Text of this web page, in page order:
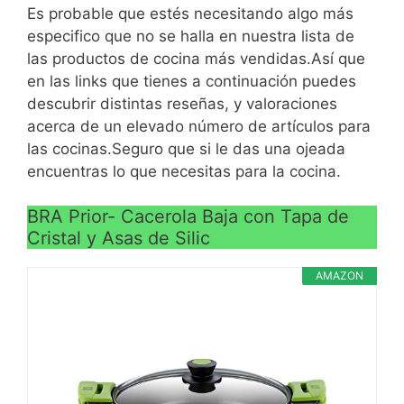
exclusivo de Bra en
España, libre de pfoa
Concebidas para tener
una gran durabilidad con
una buena apariencia
durante más tiempo
Es apta para todas las
la inducción) gracias a su
fondo difusor full
VER
CARACTERÍSTICAS
>
energía para ahorrar en la
factura del gas o la
electricidad
Totalmente indeformable:
su base no se curva y
mantiene un contacto
siempre perfecto con la
superficie de cocina
pegan, incluso si se
cocina sin aceite
VER
CARACTERÍSTICAS
>
Es probable que estés necesitando algo más
especifico que no se halla en nuestra lista de
las productos de cocina más vendidas.Así que
en las links que tienes a continuación puedes
descubrir distintas reseñas, y valoraciones
acerca de un elevado número de artículos para
las cocinas.Seguro que si le das una ojeada
encuentras lo que necesitas para la cocina.
BRA Prior- Cacerola Baja con Tapa de
Cristal y Asas de Silic
AMAZON